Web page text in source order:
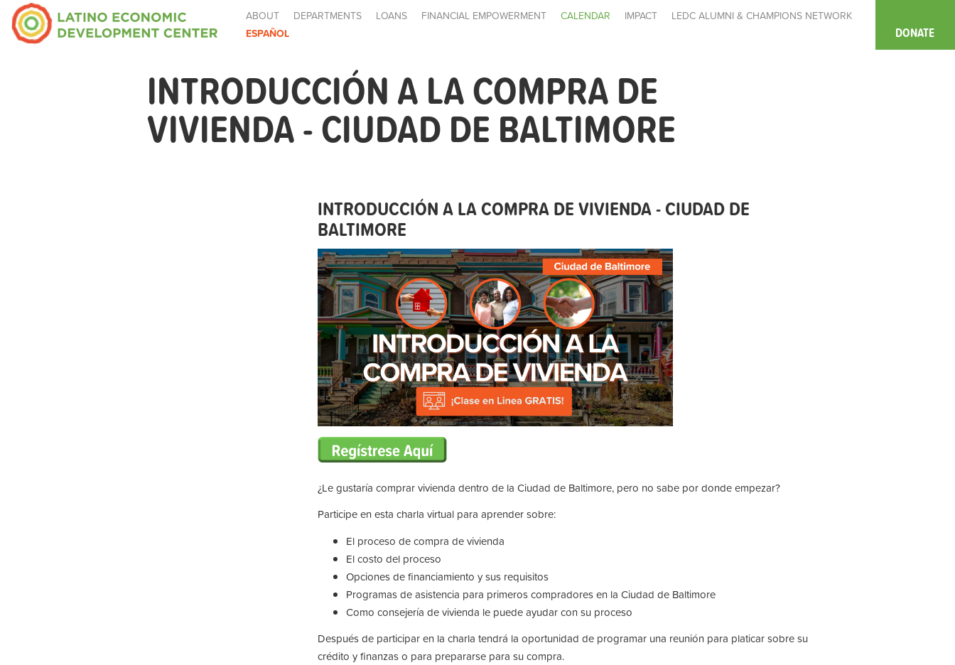
ABOUT DEPARTMENTS LOANS FINANCIAL EMPOWERMENT CALENDAR IMPACT
LEDC ALUMNI & CHAMPIONS NETWORK
ESPAÑOL
DONATE
INTRODUCCIÓN A LA COMPRA DE
VIVIENDA - CIUDAD DE BALTIMORE
INTRODUCCIÓN A LA COMPRA DE VIVIENDA - CIUDAD DE
BALTIMORE
¿Le gustaría comprar vivienda dentro de la Ciudad de Baltimore, pero no sabe por donde empezar?
Participe en esta charla virtual para aprender sobre:
El proceso de compra de vivienda
El costo del proceso
Opciones de financiamiento y sus requisitos
Programas de asistencia para primeros compradores en la Ciudad de Baltimore
Como consejería de vivienda le puede ayudar con su proceso
Después de participar en la charla tendrá la oportunidad de programar una reunión para platicar sobre su
crédito y finanzas o para prepararse para su compra.